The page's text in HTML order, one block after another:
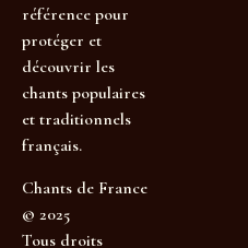
référence pour
protéger et
découvrir les
chants populaires
et traditionnels
français.
Chants de France
© 2025
Tous droits